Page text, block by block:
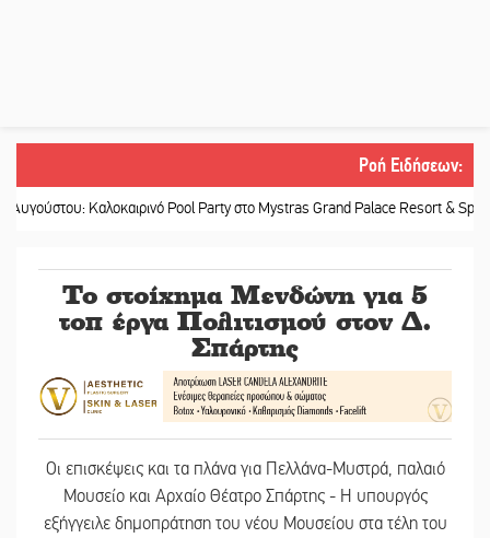
Ροή Ειδήσεων:
Καλοκαιρινό Pool Party στο Mystras Grand Palace Resort & Spa || Στον
Το στοίχημα Μενδώνη για 5
τοπ έργα Πολιτισμού στον Δ.
Σπάρτης
Οι επισκέψεις και τα πλάνα για Πελλάνα-Μυστρά, παλαιό
Μουσείο και Αρχαίο Θέατρο Σπάρτης - Η υπουργός
εξήγγειλε δημοπράτηση του νέου Μουσείου στα τέλη του